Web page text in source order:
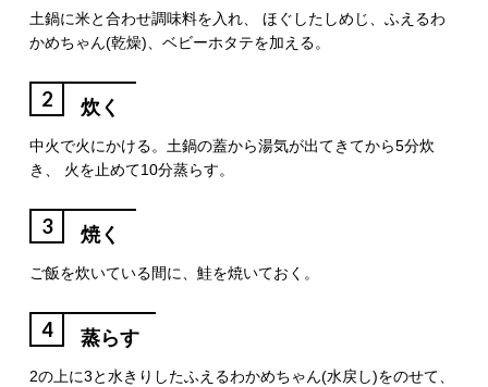
土鍋に米と合わせ調味料を入れ、 ほぐしたしめじ、ふえるわ
かめちゃん(乾燥)、ベビーホタテを加える。
2 炊く
中火で火にかける。土鍋の蓋から湯気が出てきてから5分炊
き、 火を止めて10分蒸らす。
3 焼く
ご飯を炊いている間に、鮭を焼いておく。
4 蒸らす
2の上に3と水きりしたふえるわかめちゃん(水戻し)をのせて、